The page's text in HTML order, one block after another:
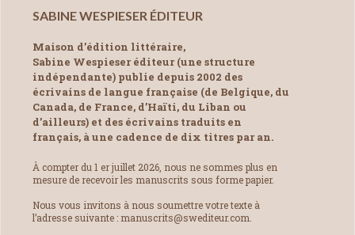
SABINE WESPIESER ÉDITEUR
Maison d’édition littéraire,
Sabine Wespieser éditeur (une structure
indépendante) publie depuis 2002 des
écrivains de langue française (de Belgique, du
Canada, de France, d’Haïti, du Liban ou
d’ailleurs) et des écrivains traduits en
français, à une cadence de dix titres par an.
À compter du 1 er juillet 2026, nous ne sommes plus en
mesure de recevoir les manuscrits sous forme papier.
Nous vous invitons à nous soumettre votre texte à
l’adresse suivante : manuscrits@swediteur.com.